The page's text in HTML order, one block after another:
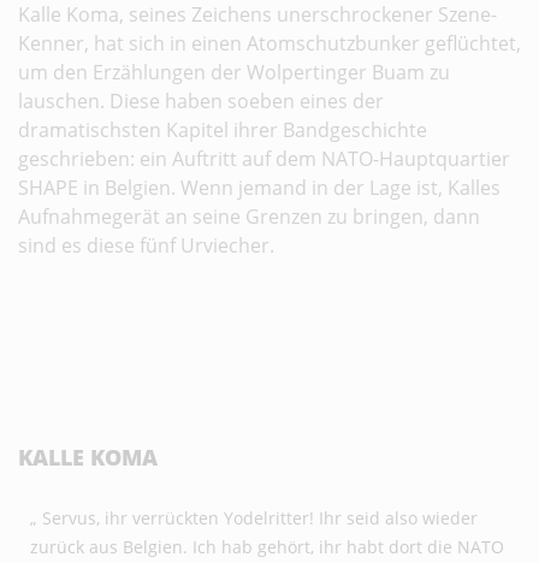
Kalle Koma, seines Zeichens unerschrockener Szene-
Kenner, hat sich in einen Atomschutzbunker geflüchtet,
um den Erzählungen der Wolpertinger Buam zu
lauschen. Diese haben soeben eines der
dramatischsten Kapitel ihrer Bandgeschichte
geschrieben: ein Auftritt auf dem NATO-Hauptquartier
SHAPE in Belgien. Wenn jemand in der Lage ist, Kalles
Aufnahmegerät an seine Grenzen zu bringen, dann
sind es diese fünf Urviecher.
KALLE KOMA
„ Servus, ihr verrückten Yodelritter! Ihr seid also wieder
zurück aus Belgien. Ich hab gehört, ihr habt dort die NATO